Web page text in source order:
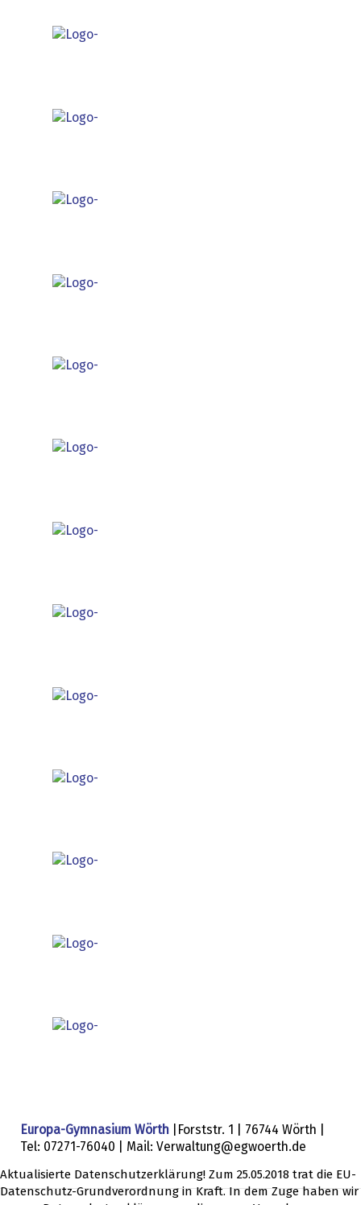
Europa-Gymnasium Wörth |Forststr. 1 | 76744 Wörth |
Tel: 07271-76040 | Mail: Verwaltung@egwoerth.de
Aktualisierte Datenschutzerklärung! Zum 25.05.2018 trat die EU-
Datenschutz-Grundverordnung in Kraft. In dem Zuge haben wir